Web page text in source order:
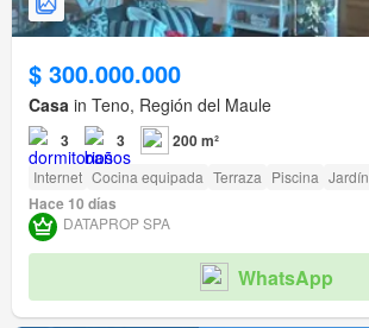
$ 300.000.000
Casa in Teno, Región del Maule
3 3 200 m²
Internet Cocina equipada Terraza Piscina Jardín
Hace 10 días
DATAPROP SPA
WhatsApp